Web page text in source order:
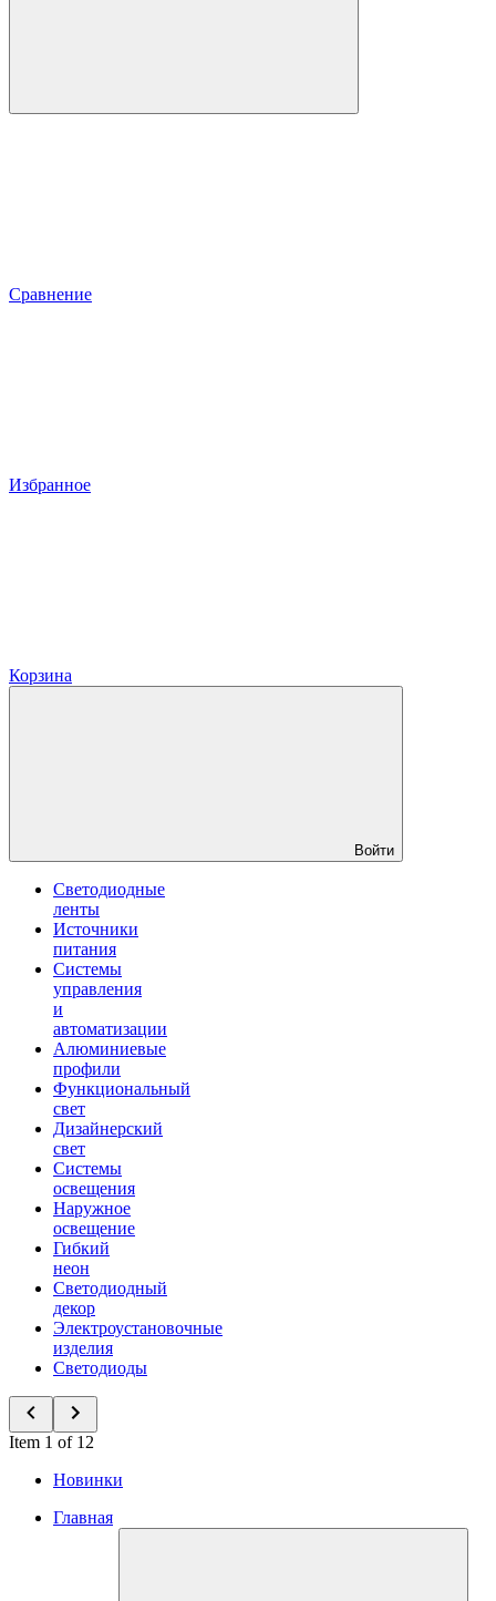
Сравнение
Избранное
Корзина
Войти
Светодиодные
ленты
Источники
питания
Системы
управления
и
автоматизации
Алюминиевые
профили
Функциональный
свет
Дизайнерский
свет
Системы
освещения
Наружное
освещение
Гибкий
неон
Светодиодный
декор
Электроустановочные
изделия
Светодиоды
Item 1 of 12
Новинки
Главная